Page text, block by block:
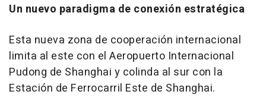
Un nuevo paradigma de conexión estratégica
Esta nueva zona de cooperación internacional
limita al este con el Aeropuerto Internacional
Pudong de Shanghai y colinda al sur con la
Estación de Ferrocarril Este de Shanghai.